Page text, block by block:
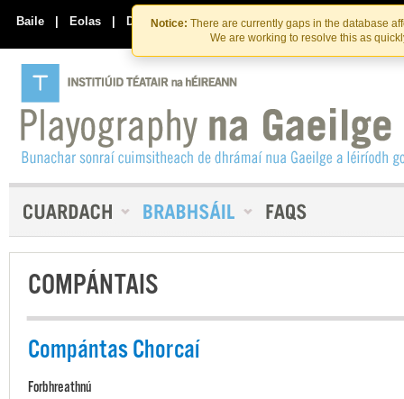
Skip
to
the
content
Skip
to
content
Notice: There are currently gaps in the database
We are working to resolve this as
Baile | Eolas | Déan Teagmháil Linn
COMPÁNTAIS
Compántas Chorcaí
Forbhreathnú